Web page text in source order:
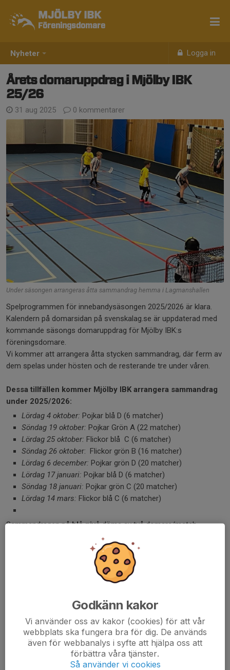
Nyheter Logga in
MJÖLBY IBK
Föreningsdomare
Årets domaruppdrag i Mjölby IBK
25/26
31 aug 2025 0 kommentarer
Under säsongen arrangeras åtta sammandrag hemma i Lagmanshallen
Spelprogrammen för innebandysäsongen 2025/2026 är klara.
Kalendern på domarsidan på svenskalag.se är uppdaterad med
kommande säsongs domaruppdrag för Mjölby IBK:s
föreningsdomare.
Vi kommer att arrangera åtta stycken sammandrag, där ferm av
dem spelas under hösten och de resterande tre under våren.
Dessa tillfällen kommer Mjölby IBK arrangera sammandrag
under 2025/2026:
Lördag 4 oktober: Pojkar blå D (6 matcher)
Söndag 19 oktober: Pojkar Grön A (22 matcher)
Lördag 25 oktober: Flickor blå C (6 matcher)
Söndag 26 oktober: Flickor grön B (16 matcher)
Lördag 6 december: Pojkar grön D (20 matcher)
Lördag 17 januari: Pojkar blå D (6 matcher)
Söndag 18 januari: Pojkar grön C (20 matcher)
Lördag 14 mars: Flickor blå C (6 matcher)
Sammandragen påblå nivådöms av två domare/match.
döms varje match av en ensam domare.
Tidigare nyheter
Godkänn kakor
Vi använder oss av kakor (cookies) för att vår
webbplats ska fungera bra för dig. De används
även för webbanalys i syfte att hjälpa oss att
förbättra våra tjänster.
Så använder vi cookies